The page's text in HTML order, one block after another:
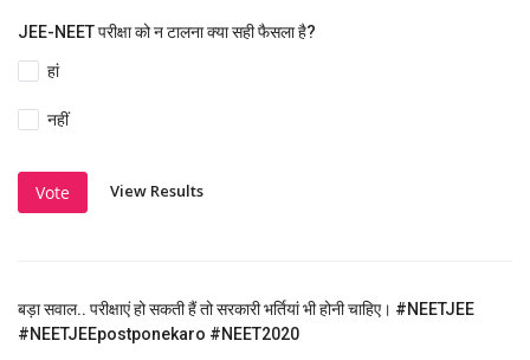
JEE-NEET परीक्षा को न टालना क्या सही फैसला है?
हां
नहीं
Vote View Results
बड़ा सवाल.. परीक्षाएं हो सकती हैं तो सरकारी भर्तियां भी होनी चाहिए। #NEETJEE
#NEETJEEpostponekaro #NEET2020